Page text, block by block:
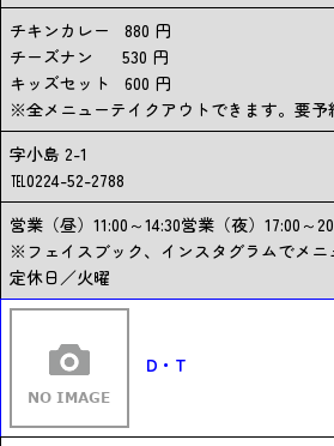
チキンカレー 880 円
チーズナン 530 円
キッズセット 600 円
※全メニューテイクアウトできます。要予
字小島 2-1
℡0224-52-2788
営業（昼）11:00～14:30営業（夜）17:00～
※フェイスブック、インスタグラムでメニ
定休日／火曜
D・T